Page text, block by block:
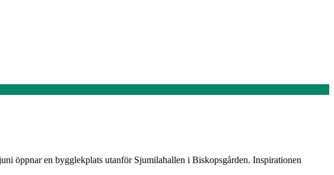
öppnar en bygglekplats utanför Sjumilahallen i Biskopsgården. Inspirationen